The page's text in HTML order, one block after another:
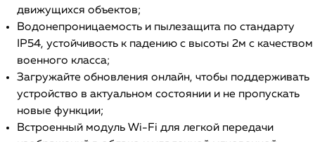
движущихся объектов;
Водонепроницаемость и пылезащита по стандарту
IP54, устойчивость к падению с высоты 2м с качеством
военного класса;
Загружайте обновления онлайн, чтобы поддерживать
устройство в актуальном состоянии и не пропускать
новые функции;
Встроенный модуль Wi-Fi для легкой передачи